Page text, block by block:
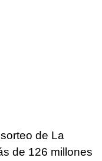
de La
de 126 millones